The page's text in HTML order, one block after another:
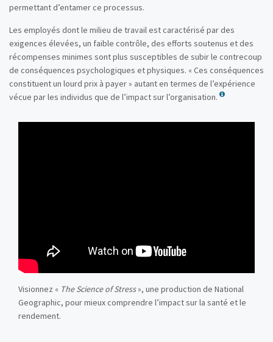
permettant d’entamer ce processus.
Les employés dont le milieu de travail est caractérisé par des
exigences élevées, un faible contrôle, des efforts soutenus et des
récompenses minimes sont plus susceptibles de subir le contrecoup
de conséquences psychologiques et physiques. « Ces conséquences
constituent un lourd prix à payer » autant en termes de l’expérience
vécue par les individus que de l’impact sur l’organisation.
Visionnez « The Science of Stress», une production de National
Geographic, pour mieux comprendre l’impact sur la santé et le
rendement.